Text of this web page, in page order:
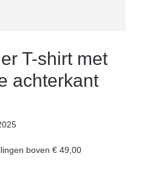
T-shirt met
achterkant
boven € 49,00